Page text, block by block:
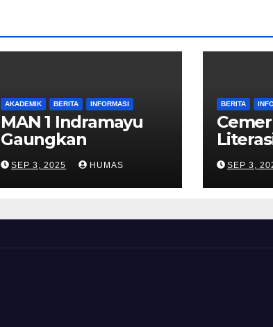
AKADEMIK BERITA INFORMASI
MAN 1 Indramayu
Gaungkan
Kurikulum Berbasis
Cinta, Wujudkan
Pendidikan
SEP 3, 2025 HUMAS
BERITA
Juara
Baca
SEP 3,